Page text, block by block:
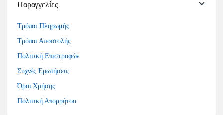
Παραγγελίες
Τρόποι Πληρωμής
Τρόποι Αποστολής
Πολιτική Επιστροφών
Συχνές Ερωτήσεις
Όροι Χρήσης
Πολιτική Απορρήτου